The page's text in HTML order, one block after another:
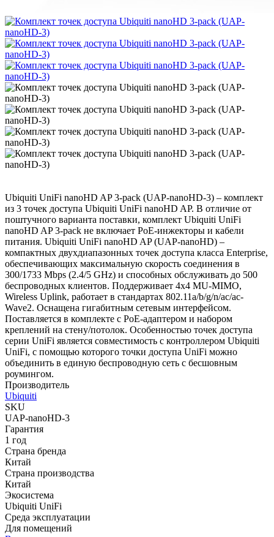
Ubiquiti UniFi nanoHD AP 3-pack (UAP-nanoHD-3) – комплект
из 3 точек доступа Ubiquiti UniFi nanoHD AP. В отличие от
поштучного варианта поставки, комплект Ubiquiti UniFi
nanoHD AP 3-pack не включает PoE-инжекторы и кабели
питания. Ubiquiti UniFi nanoHD AP (UAP-nanoHD) –
компактных двухдиапазонных точек доступа класса Enterprise,
обеспечивающих максимальную скорость соединения в
300/1733 Mbps (2.4/5 GHz) и способных обслуживать до 500
беспроводных клиентов. Поддерживает 4x4 MU-MIMO,
Wireless Uplink, работает в стандартах 802.11a/b/g/n/ac/ac-
Wave2. Оснащена гигабитным сетевым интерфейсом.
Поставляется в комплекте с PoE-адаптером и набором
креплений на стену/потолок. Особенностью точек доступа
серии UniFi является совместимость с контроллером Ubiquiti
UniFi, с помощью которого точки доступа UniFi можно
объединить в единую беспроводную сеть с бесшовным
роумингом.
Производитель
Ubiquiti
SKU
UAP-nanoHD-3
Гарантия
1 год
Страна бренда
Китай
Страна производства
Китай
Экосистема
Ubiquiti UniFi
Среда эксплуатации
Для помещений